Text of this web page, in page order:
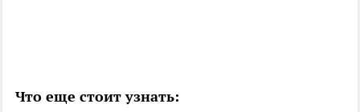
Что еще стоит узнать: